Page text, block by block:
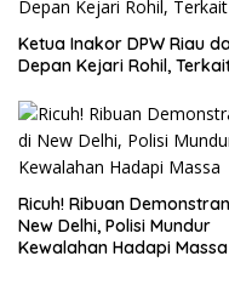
Ketua Inakor DPW Riau
Depan Kejari Rohil,
Ricuh! Ribuan
New Delhi, Polisi Mundur
Kewalahan Hadapi Massa